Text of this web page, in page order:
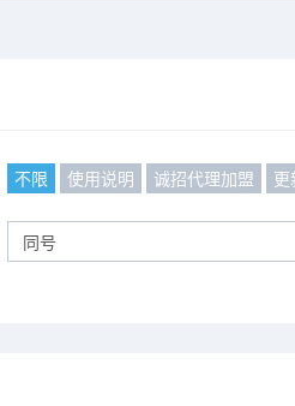
不限 使用说明 诚招代理加盟 更